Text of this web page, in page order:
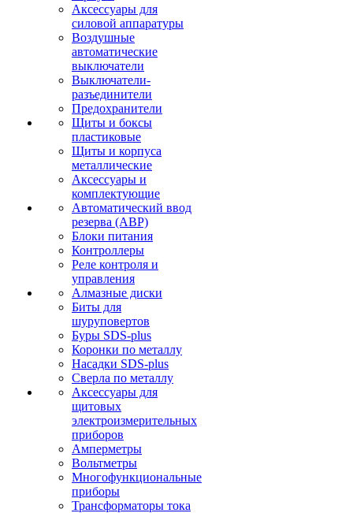
Аксессуары для
силовой аппаратуры
Воздушные
автоматические
выключатели
Выключатели-
разъединители
Предохранители
Щиты и боксы
пластиковые
Щиты и корпуса
металлические
Аксессуары и
комплектующие
Автоматический ввод
резерва (АВР)
Блоки питания
Контроллеры
Реле контроля и
управления
Алмазные диски
Биты для
шуруповертов
Буры SDS-plus
Коронки по металлу
Насадки SDS-plus
Сверла по металлу
Аксессуары для
щитовых
электроизмерительных
приборов
Амперметры
Вольтметры
Многофункциональные
приборы
Трансформаторы тока